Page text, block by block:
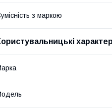
з маркою